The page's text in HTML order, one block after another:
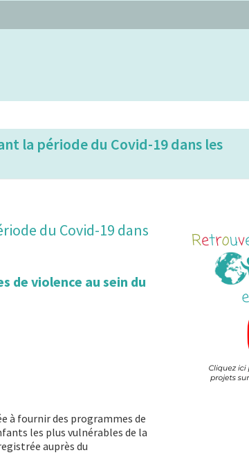
la période du Covid-19 dans les
du Covid-19 dans
de violence au sein du
à fournir des programmes de
les plus vulnérables de la
auprès du